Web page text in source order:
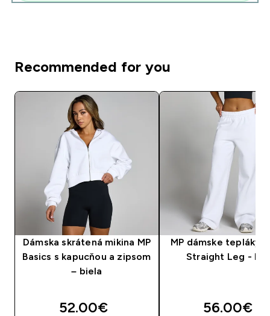
Recommended for you
Dámska skrátená mikina MP
Basics s kapucňou a zipsom
– biela
52.00€‎
MP dámske tepláky
Straight Leg -
56.00€‎